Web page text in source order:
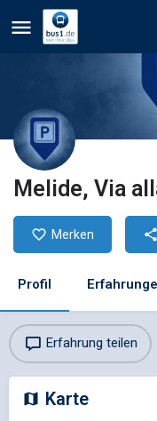
Melide, Via
Merken
Profil
Erfahrung teilen
Karte